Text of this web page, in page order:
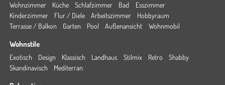
Wohnzimmer Küche Schlafzimmer Bad
Esszimmer
Kinderzimmer
Flur / Diele Arbeitszimmer
Hobbyraum
Terrasse / Balkon
Garten Pool Außenansicht Wohnmobil
Wohnstile
Exotisch Design Klassisch Landhaus Stilmix Retro
Shabby
Skandinavisch
Mediterran